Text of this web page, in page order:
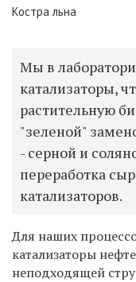
Костра льна
Мы в
катализаторы,
растительную
"зеленой"
- серной и
переработка
катализаторов.
Для наших
катализаторы
неподходящей